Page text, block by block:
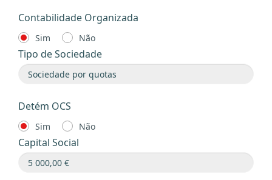
Contabilidade Organizada
Sim Não
Tipo de Sociedade
Detém OCS
Sim Não
Capital Social